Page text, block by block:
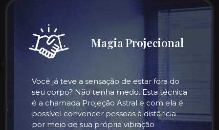
Magia Projecional
Você já teve a sensação de estar fora do
seu corpo? Não tenha medo. Esta técnica
é a chamada Projeção Astral e com ela é
possível convencer pessoas à distância
por meio de sua própria vibração